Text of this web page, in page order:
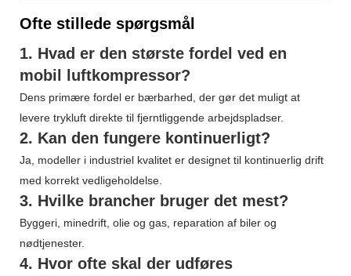
Ofte stillede spørgsmål
1. Hvad er den største fordel ved en
mobil luftkompressor?
Dens primære fordel er bærbarhed, der gør det muligt at
levere trykluft direkte til fjerntliggende arbejdspladser.
2. Kan den fungere kontinuerligt?
Ja, modeller i industriel kvalitet er designet til kontinuerlig drift
med korrekt vedligeholdelse.
3. Hvilke brancher bruger det mest?
Byggeri, minedrift, olie og gas, reparation af biler og
nødtjenester.
4. Hvor ofte skal der udføres